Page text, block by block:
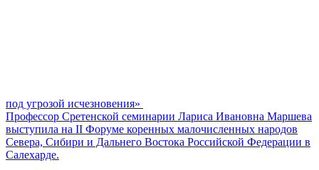
под угрозой исчезновения»
Профессор Сретенской семинарии Лариса Ивановна Маршева
выступила на II Форуме коренных малочисленных народов
Севера, Сибири и Дальнего Востока Российской Федерации в
Салехарде.